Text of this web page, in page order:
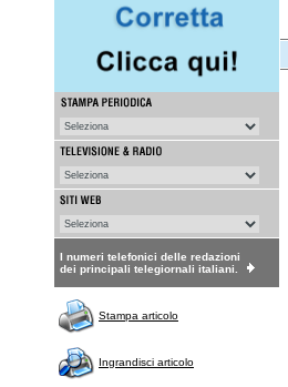
I numeri telefonici delle redazioni
dei principali telegiornali italiani.
Stampa articolo
Ingrandisci articolo